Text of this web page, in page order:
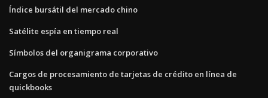
Índice bursátil del mercado chino
Satélite espía en tiempo real
Símbolos del organigrama corporativo
Cargos de procesamiento de tarjetas de crédito en línea de
quickbooks